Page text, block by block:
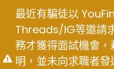
content
最近有騙徒以
Threads/IG等邀請
務才獲得面試機會
明，並未向求職者